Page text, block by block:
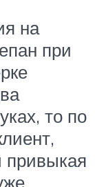
на
при
то по
привыкая